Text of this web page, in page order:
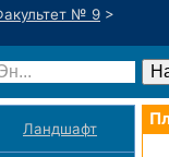
№ 9 >
Ландшафт